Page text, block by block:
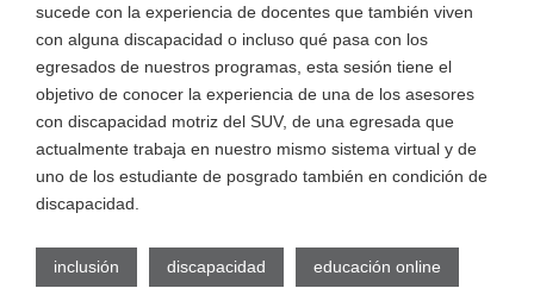
sucede con la experiencia de docentes que también viven
con alguna discapacidad o incluso qué pasa con los
egresados de nuestros programas, esta sesión tiene el
objetivo de conocer la experiencia de una de los asesores
con discapacidad motriz del SUV, de una egresada que
actualmente trabaja en nuestro mismo sistema virtual y de
uno de los estudiante de posgrado también en condición de
discapacidad.
inclusión discapacidad educación online